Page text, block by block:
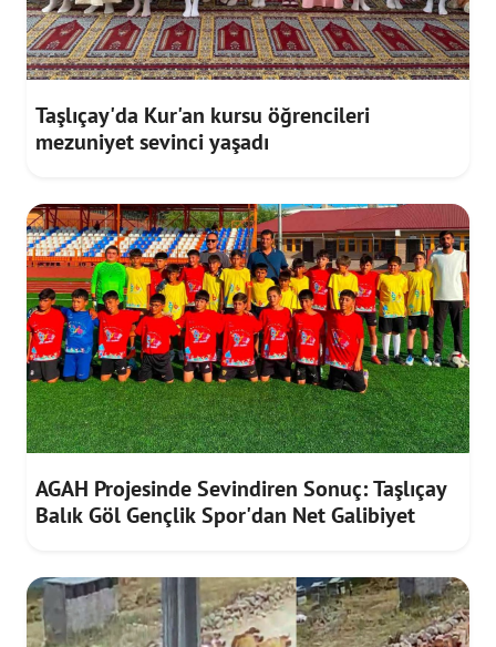
Taşlıçay'da Kur'an kursu öğrencileri
mezuniyet sevinci yaşadı
AGAH Projesinde Sevindiren Sonuç: Taşlıçay
Balık Göl Gençlik Spor'dan Net Galibiyet